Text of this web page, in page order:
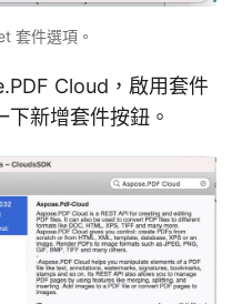
套件選項。
Cloud，啟用套件
新增套件按鈕。